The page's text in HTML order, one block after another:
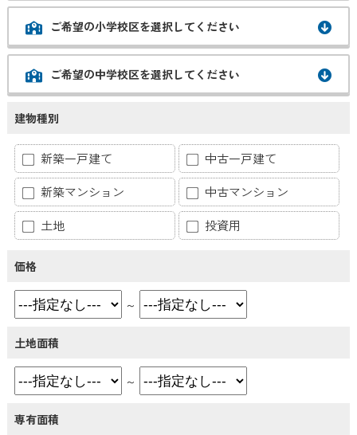
ご希望の小学校区を選択してください
ご希望の中学校区を選択してください
建物種別
新築一戸建て
中古一戸建て
新築マンション
中古マンション
土地
投資用
価格
～
土地面積
～
専有面積